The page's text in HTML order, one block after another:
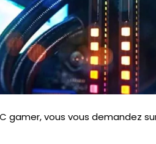
gamer, vous vous demandez